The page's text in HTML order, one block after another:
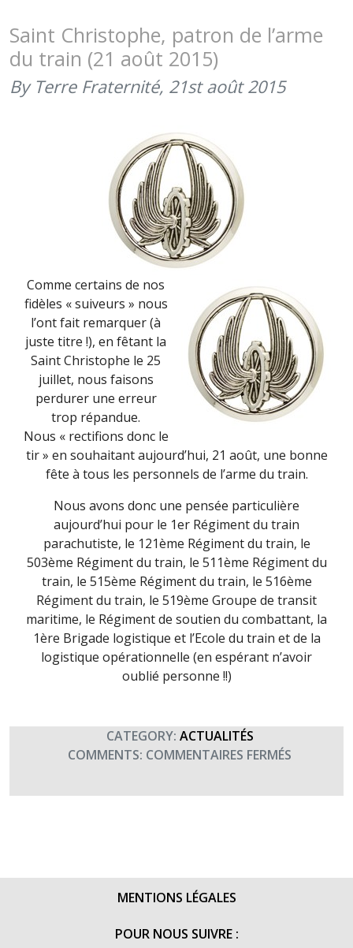
CRÉATION
Saint Christophe, patron de l’arme
du train (21 août 2015)
By Terre Fraternité, 21st août 2015
Comme certains de nos
fidèles « suiveurs » nous
l’ont fait remarquer (à
juste titre !), en fêtant la
Saint Christophe le 25
juillet, nous faisons
perdurer une erreur
trop répandue.
Nous « rectifions donc le
tir » en souhaitant aujourd’hui, 21 août, une bonne
fête à tous les personnels de l’arme du train.
Nous avons donc une pensée particulière
aujourd’hui pour le 1er Régiment du train
parachutiste, le 121ème Régiment du train, le
503ème Régiment du train, le 511ème Régiment du
train, le 515ème Régiment du train, le 516ème
Régiment du train, le 519ème Groupe de transit
maritime, le Régiment de soutien du combattant, la
1ère Brigade logistique et l’Ecole du train et de la
logistique opérationnelle (en espérant n’avoir
oublié personne !!)
CATEGORY: ACTUALITÉS
COMMENTS: COMMENTAIRES FERMÉS
MENTIONS LÉGALES
POUR NOUS SUIVRE :